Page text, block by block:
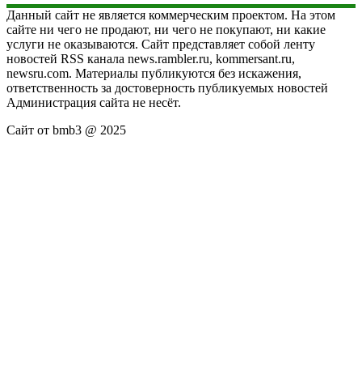
Данный сайт не является коммерческим проектом. На этом
сайте ни чего не продают, ни чего не покупают, ни какие
услуги не оказываются. Сайт представляет собой ленту
новостей RSS канала news.rambler.ru, kommersant.ru,
newsru.com. Материалы публикуются без искажения,
ответственность за достоверность публикуемых новостей
Администрация сайта не несёт.
Сайт от bmb3 @ 2025